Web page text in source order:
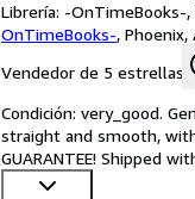
Librería: -OnTimeBooks-,
OnTimeBooks-, Phoenix,
Vendedor de 5 estrellas
Condición: very_good.
straight and smooth,
GUARANTEE! Shipped